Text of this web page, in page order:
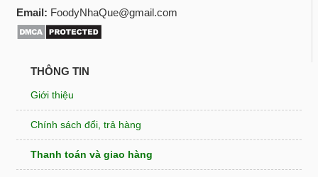
Email: FoodyNhaQue@gmail.com
THÔNG TIN
Giới thiệu
Chính sách đổi, trả hàng
Thanh toán và giao hàng